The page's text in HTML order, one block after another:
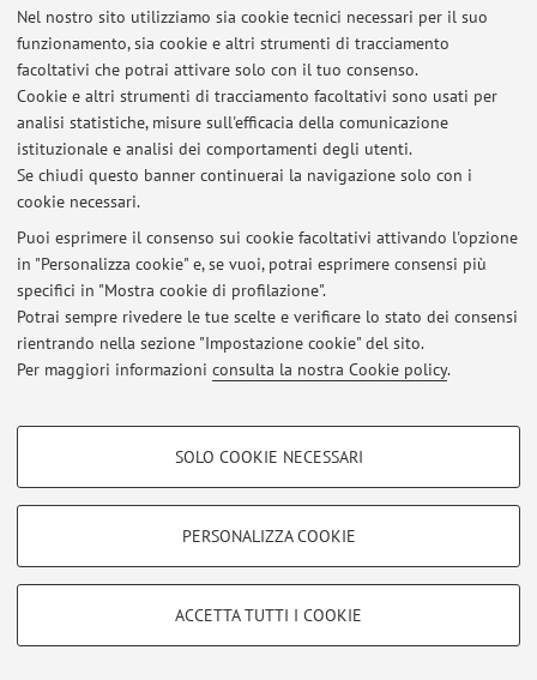
Nel nostro sito utilizziamo sia cookie tecnici necessari per il suo
funzionamento, sia cookie e altri strumenti di tracciamento
facoltativi che potrai attivare solo con il tuo consenso.
Cookie e altri strumenti di tracciamento facoltativi sono usati per
analisi statistiche, misure sull'efficacia della comunicazione
istituzionale e analisi dei comportamenti degli utenti.
Se chiudi questo banner continuerai la navigazione solo con i
cookie necessari.
Puoi esprimere il consenso sui cookie facoltativi attivando l'opzione
in "Personalizza cookie" e, se vuoi, potrai esprimere consensi più
specifici in "Mostra cookie di profilazione".
Potrai sempre rivedere le tue scelte e verificare lo stato dei consensi
rientrando nella sezione "Impostazione cookie" del sito.
Per maggiori informazioni consulta la nostra Cookie policy.
COOKIE DI PROFILAZIONE - FACOLTATIVI
COOKIE TECNICI - NECESSARI
Si tratta di cookie tecnici utilizzati, a titolo esemplificativo, per il corretto
SOLO COOKIE NECESSARI
PERSONALIZZA COOKIE
ACCETTA TUTTI I COOKIE
Ultimi avvisi
Al momento non sono presenti avvisi.
Area riservata
Accedi tramiteloginper gestire tutti i contenuti del sito.
Zamboni, 33 - 40126 Bologna - Partita IVA: 01131710376
|Note legali| Impostazioni Cookie